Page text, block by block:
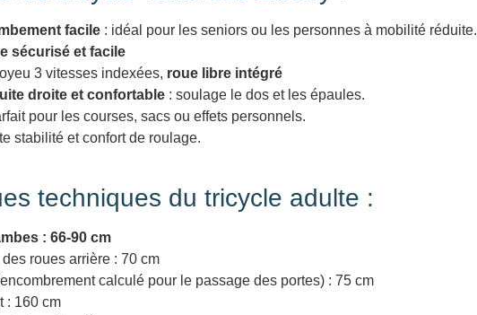
facile : idéal pour les seniors ou les personnes à mobilité réduite.
sécurisé et facile
3 vitesses indexées, roue libre intégré
droite et confortable : soulage le dos et les épaules.
pour les courses, sacs ou effets personnels.
stabilité et confort de roulage.
techniques du tricycle adulte :
: 66-90 cm
roues arrière : 70 cm
calculé pour le passage des portes) : 75 cm
: 160 cm